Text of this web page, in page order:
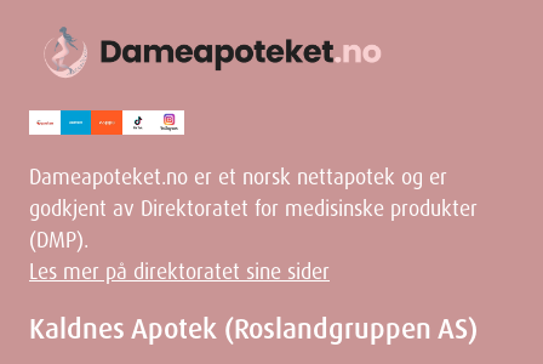
Dameapoteket.no er et norsk nettapotek og er
godkjent av Direktoratet for medisinske produkter
(DMP).
Les mer på direktoratet sine sider
Kaldnes Apotek (Roslandgruppen AS)